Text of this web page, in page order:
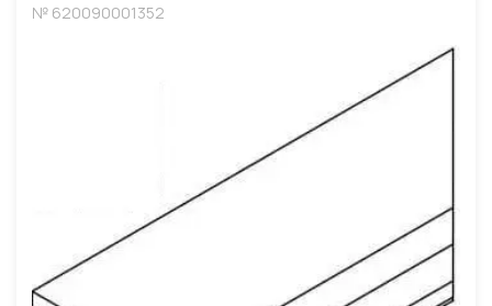
№ 620090001352